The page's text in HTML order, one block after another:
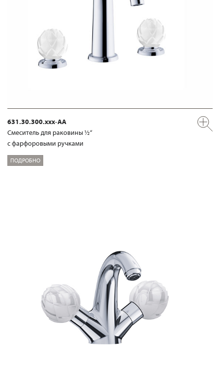
631.30.300.xxx-AA
Смеситель для раковины ½“
с фарфоровыми ручками
ПОДРОБНО